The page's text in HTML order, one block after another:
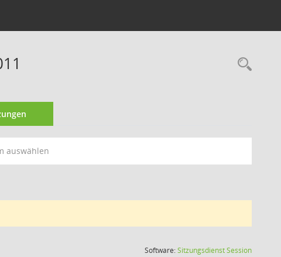
auswählen
Software:SitzungsdienstSession(Wird in